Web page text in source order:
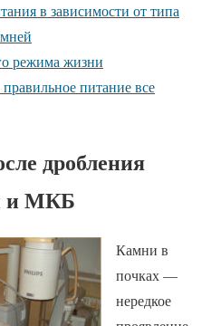
в зависимости от типа
режима жизни
питание все
дробления
и МКБ
Камни в
почках —
нередкое